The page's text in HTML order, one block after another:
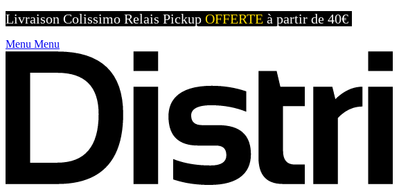
Livraison Colissimo Relais Pickup OFFERTE à partir de 40€
Menu Menu